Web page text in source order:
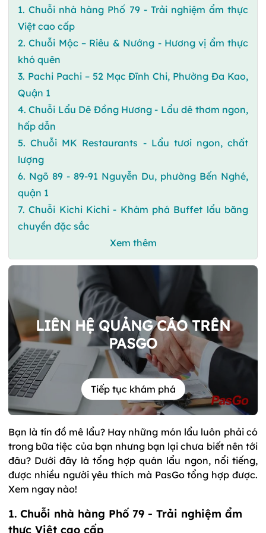
1. Chuỗi nhà hàng Phố 79 - Trải nghiệm ẩm thực
Việt cao cấp
2. Chuỗi Mộc – Riêu & Nướng - Hương vị ẩm thực
khó quên
3. Pachi Pachi – 52 Mạc Đĩnh Chi, Phường Đa Kao,
Quận 1
4. Chuỗi Lẩu Dê Đồng Hương - Lẩu dê thơm ngon,
hấp dẫn
5. Chuỗi MK Restaurants - Lẩu tươi ngon, chất
lượng
6. Ngõ 89 - 89-91 Nguyễn Du, phường Bến Nghé,
quận 1
7. Chuỗi Kichi Kichi - Khám phá Buffet lẩu băng
chuyền đặc sắc
Xem thêm
LIÊN HỆ QUẢNG CÁO TRÊN
PASGO
Tiếp tục khám phá
Bạn là tín đồ mê lẩu? Hay những món lẩu luôn phải có
trong bữa tiệc của bạn nhưng bạn lại chưa biết nên tới
đâu? Dưới đây là tổng hợp quán lẩu ngon, nổi tiếng,
được nhiều người yêu thích mà PasGo tổng hợp được.
Xem ngay nào!
1. Chuỗi nhà hàng Phố 79 - Trải nghiệm ẩm
thực Việt cao cấp